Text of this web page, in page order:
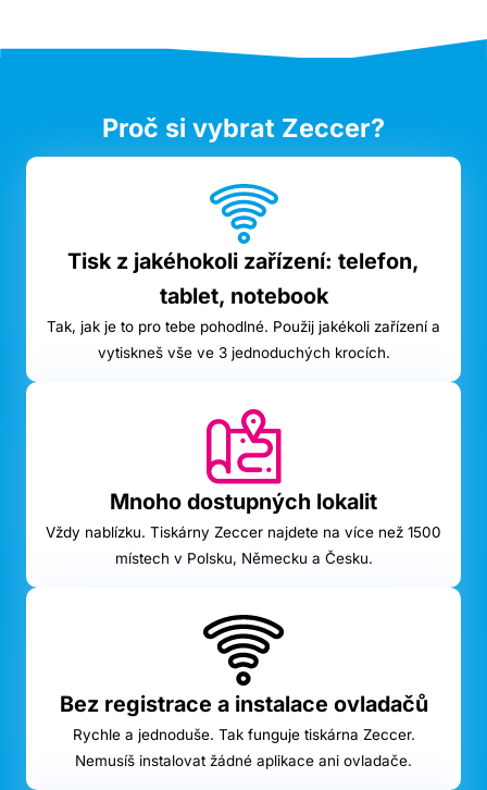
Proč si vybrat Zeccer?
Tisk z jakéhokoli zařízení: telefon,
tablet, notebook
Tak, jak je to pro tebe pohodlné. Použij jakékoli zařízení a
vytiskneš vše ve 3 jednoduchých krocích.
Mnoho dostupných lokalit
Vždy nablízku. Tiskárny Zeccer najdete na více než 1500
místech v Polsku, Německu a Česku.
Bez registrace a instalace ovladačů
Rychle a jednoduše. Tak funguje tiskárna Zeccer.
Nemusíš instalovat žádné aplikace ani ovladače.